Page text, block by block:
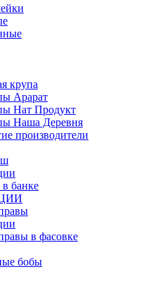
крупа
Арарат
Нат Продукт
Наша Деревня
производители
банке
в фасовке
бобы